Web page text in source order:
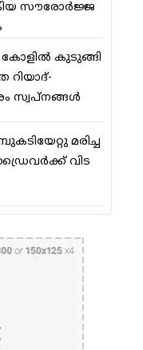
സൗരോര്‍ജ്ജ
കുടുങ്ങി
റിയാദ്-
സ്വപ്നങ്ങള്‍
മരിച്ച
വിട